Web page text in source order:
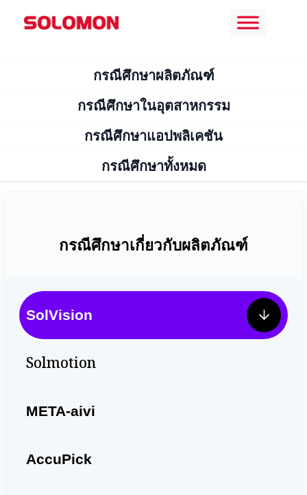
ข้าม
กรณีศึกษาผลิตภัณฑ์
กรณีศึกษาในอุตสาหกรรม
กรณีศึกษาแอปพลิเคชัน
กรณีศึกษาทั้งหมด
กรณีศึกษาเกี่ยวกับผลิตภัณฑ์
SolVision
Solmotion
META-aivi
AccuPick